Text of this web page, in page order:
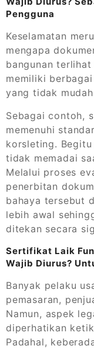
Pengguna
Keselamatan
mengapa
bangunan
memiliki
yang tidak
Sebagai contoh,
memenuhi
korsleting.
tidak memadai
Melalui proses
penerbitan
bahaya tersebut
lebih awal
ditekan secara
Sertifikat Laik
Wajib Diurus?
Banyak pelaku
pemasaran,
Namun, aspek
diperhatikan
Padahal,